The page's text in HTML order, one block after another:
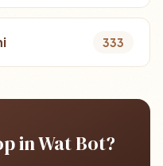
333
in Wat Bot?